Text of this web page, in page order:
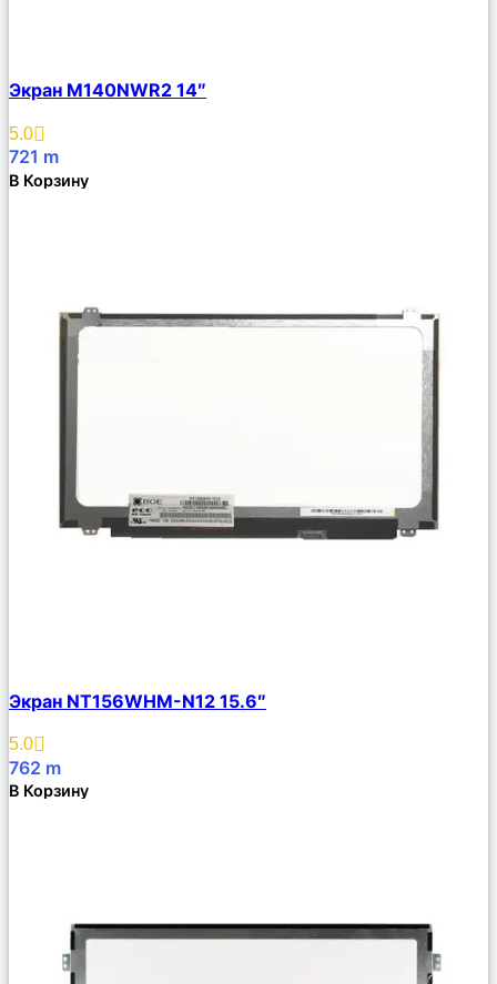
Описание
Избранное
Экран M140NWR2 14″
5.0
721 m
В Корзину
Описание
Избранное
Экран NT156WHM-N12 15.6″
5.0
762 m
В Корзину